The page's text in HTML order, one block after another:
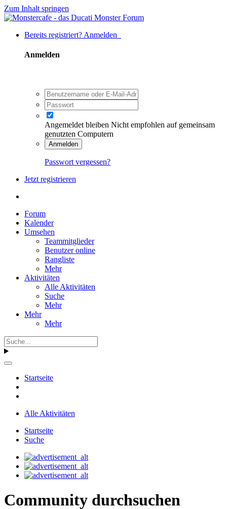
Zum Inhalt springen
Bereits registriert? Anmelden
Anmelden
Angemeldet bleiben Nicht empfohlen auf gemeinsam
genutzten Computern
Anmelden
Passwort vergessen?
Jetzt registrieren
Forum
Kalender
Umsehen
Teammitglieder
Benutzer online
Rangliste
Mehr
Aktivitäten
Alle Aktivitäten
Suche
Mehr
Mehr
Mehr
Startseite
Alle Aktivitäten
Startseite
Suche
Community durchsuchen